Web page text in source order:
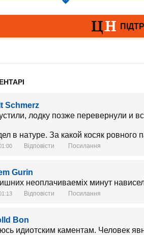
Schmerz
лодку позже перевернули и
в натуре. За какой косяк
Відповісти Посилання
Gurin
неоплачиваеміх минут
Відповісти Посилання
Bon
идиотским каментам. Человек